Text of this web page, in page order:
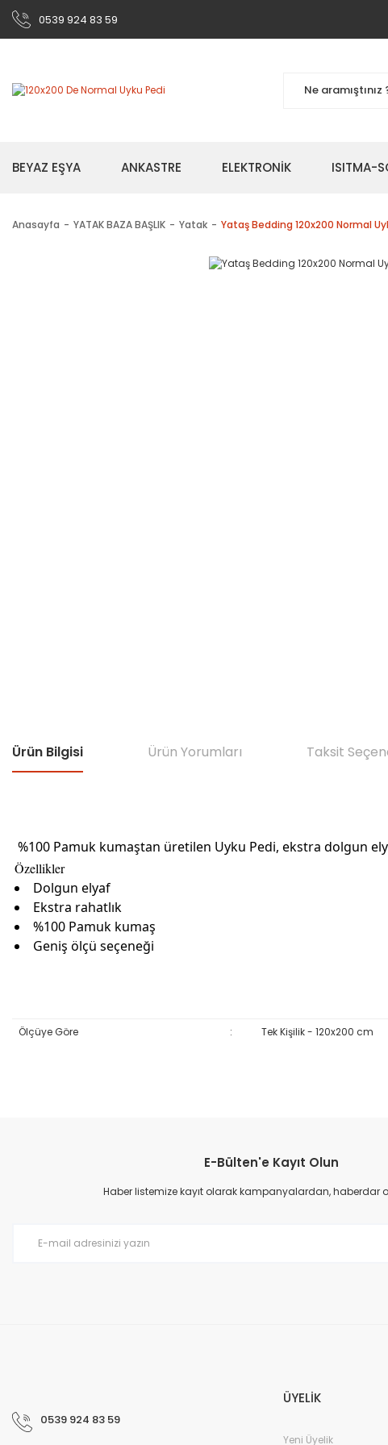
0539 924 83 59
BEYAZ EŞYA ANKASTRE ELEKTRONİK ISITMA-
Anasayfa YATAK BAZA BAŞLIK Yatak Yataş Bedding 120x200 Normal
Ürün Bilgisi Ürün Yorumları Taksit
%100 Pamuk kumaştan üretilen Uyku Pedi, ekstra dolgun
Özellikler
Dolgun elyaf
Ekstra rahatlık
%100 Pamuk kumaş
Geniş ölçü seçeneği
Ölçüye Göre : Tek Kişilik - 120x200 cm
Ürün resmi kalitesiz, bozuk veya görüntülenemiyor.
Ürün açıklamasında eksik bilgiler bulunuyor.
E-Bülten'e Kayıt Olun
Haber listemize kayıt olarak kampanyalardan, haberdar
0539 924 83 59
ÜYELİK
Yeni Üyelik